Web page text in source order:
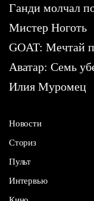
Ганди молчал
Мистер Ноготь
GOAT: Мечтай
Аватар: Семь
Илия Муромец
Новости
Сториз
Пульт
Интервью